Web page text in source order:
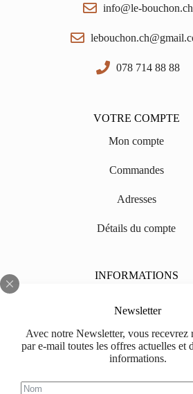
Newsletter
Avec notre Newsletter, vous recevrez
par e-mail toutes les offres actuelles et
informations.
info@le-bouchon.ch
078 714 88 88
VOTRE COMPTE
Mon compte
Commandes
Adresses
Détails du compte
INFORMATIONS
Livraison
Informations d'achat